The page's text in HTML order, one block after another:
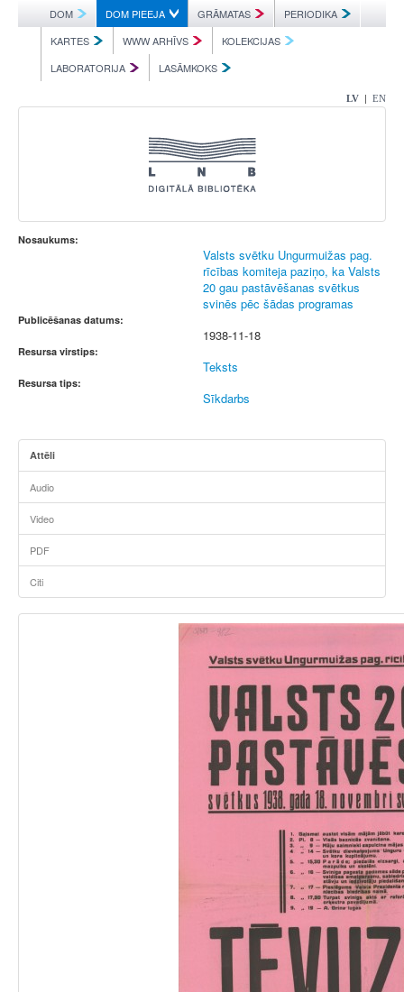
DOM DOM PIEEJA GRĀMATAS
PERIODIKA
KARTES
WWW ARHĪVS
KOLEKCIJAS
LABORATORIJA
LASĀMKOKS
LV | EN
Nosaukums:
Valsts svētku Ungurmuižas pag.
rīcības komiteja paziņo, ka Valsts
20 gau pastāvēšanas svētkus
svinēs pēc šādas programas
Publicēšanas datums:
1938-11-18
Resursa virstips:
Teksts
Resursa tips:
Sīkdarbs
Attēli
Audio
Video
PDF
Citi